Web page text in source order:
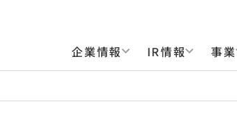
企業情報 IR情報 事業